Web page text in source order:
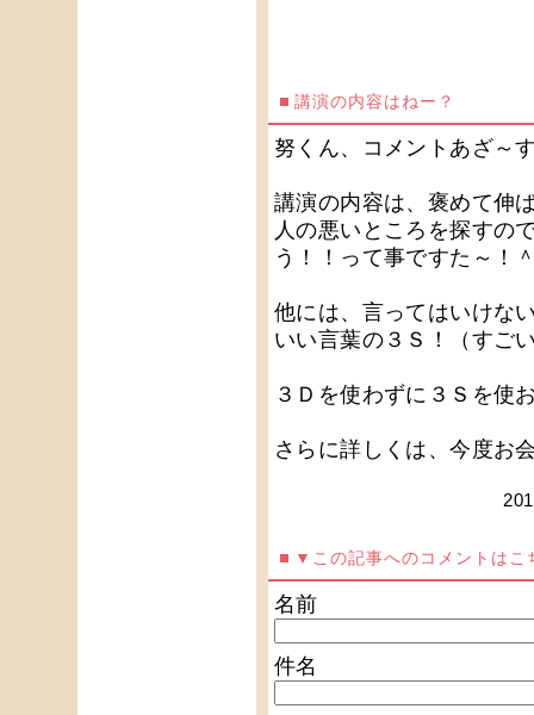
講演の内容はねー？
努くん、コメントあざ～
講演の内容は、褒めて伸
人の悪いところを探すの
う！！って事ですた～！
他には、言ってはいけな
いい言葉の３Ｓ！（すご
３Ｄを使わずに３Ｓを使
さらに詳しくは、今度お
▼この記事へのコメントはこ
名前
件名